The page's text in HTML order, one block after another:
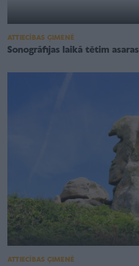
ATTIECĪBAS ĢIMENĒ
Sonogrāfijas laikā tētim asaras
ATTIECĪBAS ĢIMENĒ